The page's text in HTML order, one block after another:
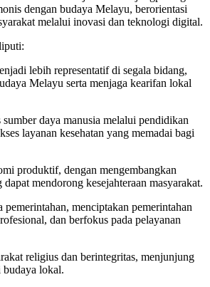
dengan budaya Melayu, berorientasi
melalui inovasi dan teknologi digital.
lebih representatif di segala bidang,
Melayu serta menjaga kearifan lokal
daya manusia melalui pendidikan
layanan kesehatan yang memadai bagi
produktif, dengan mengembangkan
mendorong kesejahteraan masyarakat.
pemerintahan, menciptakan pemerintahan
dan berfokus pada pelayanan
religius dan berintegritas, menjunjung
budaya lokal.